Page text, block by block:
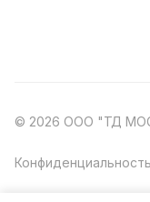
© 2026 ООО "ТД
Конфиденциальность